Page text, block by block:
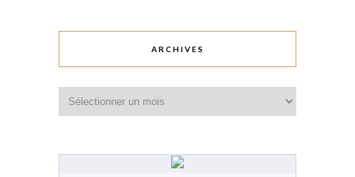
ARCHIVES